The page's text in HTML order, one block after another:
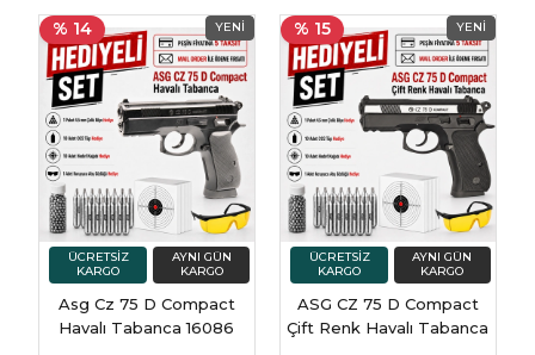
% 14
Asg Cz 75 D Compact
Havalı Tabanca 16086
% 15
ASG CZ 75 D Compact
Çift Renk Havalı Tabanca